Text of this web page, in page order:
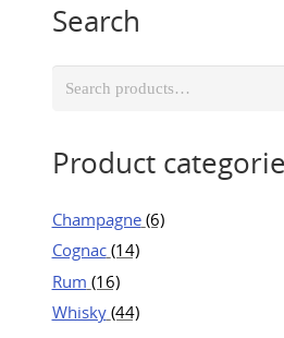
Search
Search
Product
Champagne (6)
Cognac (14)
Rum (16)
Whisky (44)